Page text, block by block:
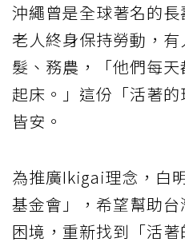
沖繩曾是全球著名的
老人終身保持勞動，
髮、務農，「他們每
起床。」這份「活著
皆安。
為推廣Ikigai理念，白
基金會」，希望幫助
困境，重新找到「活